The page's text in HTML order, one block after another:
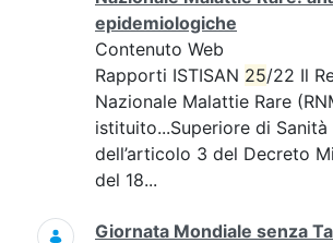
epidemiologiche
Contenuto Web
Rapporti ISTISAN 25/22 Il
Nazionale Malattie Rare
istituito...Superiore di
dell’articolo 3 del Decreto
del 18...
Giornata Mondiale senza